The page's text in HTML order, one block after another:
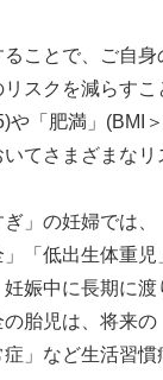
ことで、ご自身
スクを減らす
や「肥満」(BMI
てさまざまなリ
」の妊婦では
「低出生体重
娠中に長期に
胎児は、将来の
」など生活習